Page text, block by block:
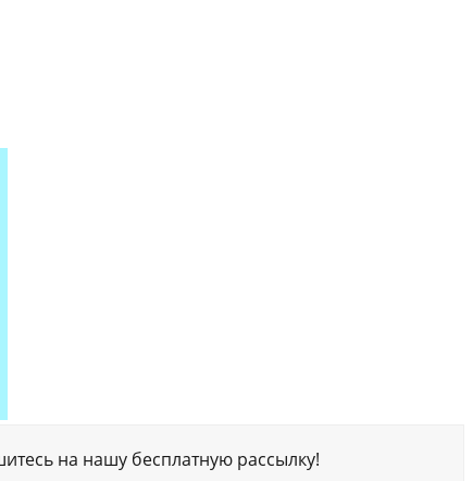
на нашу бесплатную рассылку!